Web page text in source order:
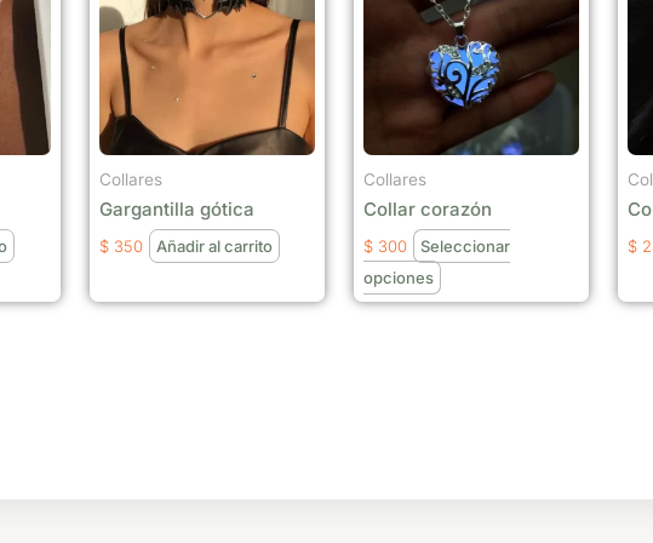
Collares
Gargantilla gótica
$350 Añadir al carrito
Collares
Collar corazón
$300
Seleccionar
opciones
tiene
múltiples
variantes.
Las
opciones
pueden
elegir
en
la
$